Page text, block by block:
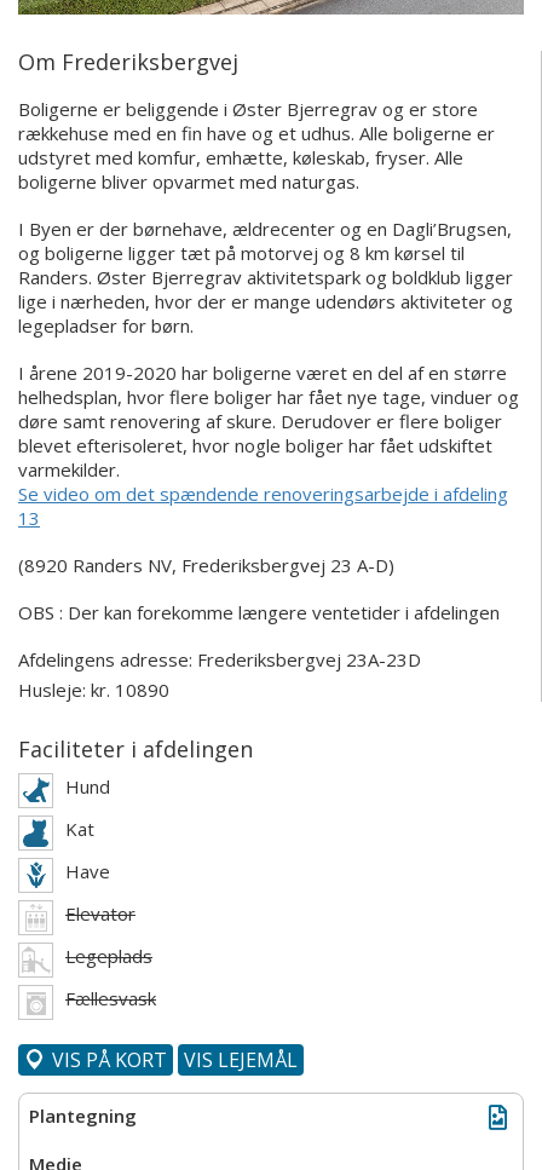
Om Frederiksbergvej
Boligerne er beliggende i Øster Bjerregrav og er store
rækkehuse med en fin have og et udhus. Alle boligerne er
udstyret med komfur, emhætte, køleskab, fryser. Alle
boligerne bliver opvarmet med naturgas.
I Byen er der børnehave, ældrecenter og en Dagli’Brugsen,
og boligerne ligger tæt på motorvej og 8 km kørsel til
Randers. Øster Bjerregrav aktivitetspark og boldklub ligger
lige i nærheden, hvor der er mange udendørs aktiviteter og
legepladser for børn.
I årene 2019-2020 har boligerne været en del af en større
helhedsplan, hvor flere boliger har fået nye tage, vinduer og
døre samt renovering af skure. Derudover er flere boliger
blevet efterisoleret, hvor nogle boliger har fået udskiftet
varmekilder.
Se video om det spændende renoveringsarbejde i afdeling
13
(8920 Randers NV, Frederiksbergvej 23 A-D)
OBS : Der kan forekomme længere ventetider i afdelingen
Afdelingens adresse: Frederiksbergvej 23A-23D
Husleje: kr. 10890
Faciliteter i afdelingen
Hund
Kat
Have
Elevator
Legeplads
Fællesvask
VIS PÅ KORT VIS LEJEMÅL